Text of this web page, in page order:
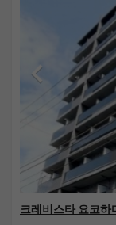
크레비스타 요코하